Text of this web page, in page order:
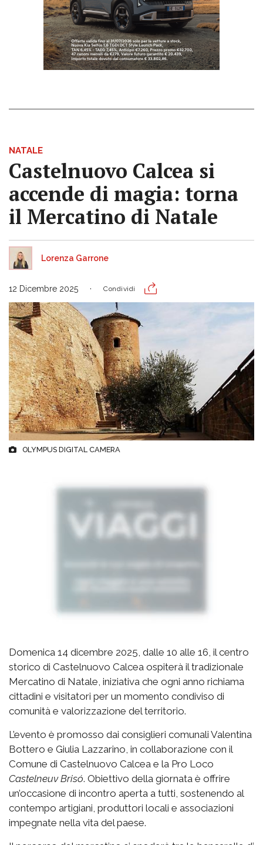
NATALE
Castelnuovo Calcea si
accende di magia: torna
il Mercatino di Natale
Lorenza Garrone
12 Dicembre 2025 Condividi
OLYMPUS DIGITAL CAMERA
Domenica 14 dicembre 2025, dalle 10 alle 16, il centro
storico di Castelnuovo Calcea ospiterà il tradizionale
Mercatino di Natale, iniziativa che ogni anno richiama
cittadini e visitatori per un momento condiviso di
comunità e valorizzazione del territorio.
L’evento è promosso dai consiglieri comunali Valentina
Bottero e Giulia Lazzarino, in collaborazione con il
Comune di Castelnuovo Calcea e la Pro Loco
Castelneuv Brisó. Obiettivo della giornata è offrire
un’occasione di incontro aperta a tutti, sostenendo al
contempo artigiani, produttori locali e associazioni
impegnate nella vita del paese.